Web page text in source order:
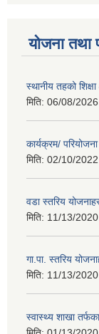
योजना तथा
स्थानीय तहको
मिति: 06/08/
कार्यक्रम/
मिति: 02/10/
वडा स्तरिय
मिति: 11/13/
गा.पा. स्तरिय
मिति: 11/13/
स्वास्थ्य शाखा